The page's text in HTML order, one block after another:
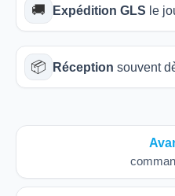
🚚 Expédition GLS le
📦 Réception souvent